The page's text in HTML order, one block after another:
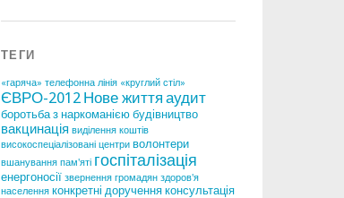
ТЕГИ
«гаряча» телефонна лінія «круглий стіл»
ЄВРО-2012 Нове життя аудит
боротьба з наркоманією будівництво
вакцинація виділення коштів
високоспеціалізовані центри волонтери
вшанування пам'яті госпіталізація
енергоносії звернення громадян здоров'я
населення конкретні доручення консультація